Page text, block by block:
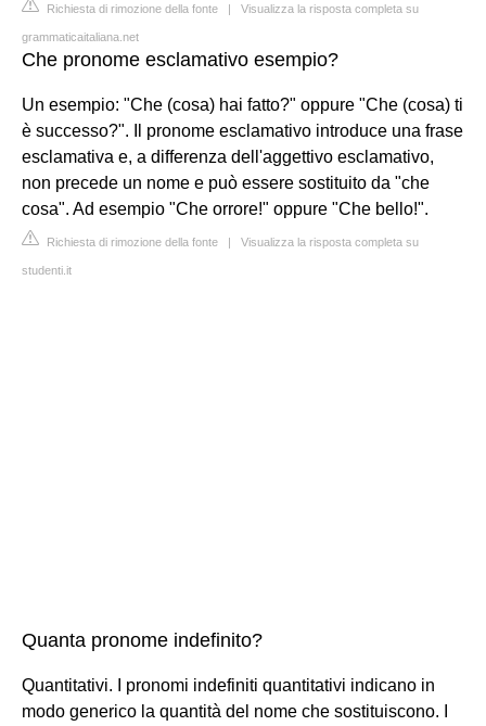
Richiesta di rimozione della fonte | Visualizza la risposta completa su
grammaticaitaliana.net
Che pronome esclamativo esempio?
Un esempio: "Che (cosa) hai fatto?" oppure "Che (cosa) ti
è successo?". Il pronome esclamativo introduce una frase
esclamativa e, a differenza dell'aggettivo esclamativo,
non precede un nome e può essere sostituito da "che
cosa". Ad esempio "Che orrore!" oppure "Che bello!".
Richiesta di rimozione della fonte | Visualizza la risposta completa su
studenti.it
Quanta pronome indefinito?
Quantitativi. I pronomi indefiniti quantitativi indicano in
modo generico la quantità del nome che sostituiscono. I